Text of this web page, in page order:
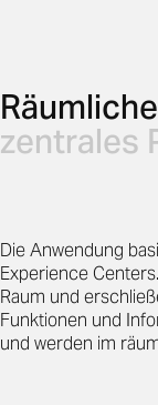
zentrales
Die Anwendung
Experience
Raum und
Funktionen und
und werden im